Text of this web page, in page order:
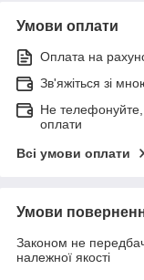
Умови оплати
Оплата на
Зв'яжіться зі
Не телефонуйте,
оплати
Всі умови оплати
Умови
Законом не
належної якості